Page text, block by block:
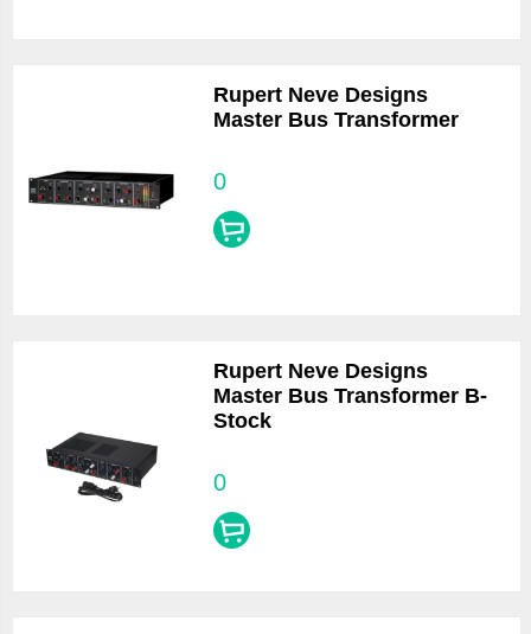
Rupert Neve Designs
Master Bus Transformer
0
Rupert Neve Designs
Master Bus Transformer B-
Stock
0